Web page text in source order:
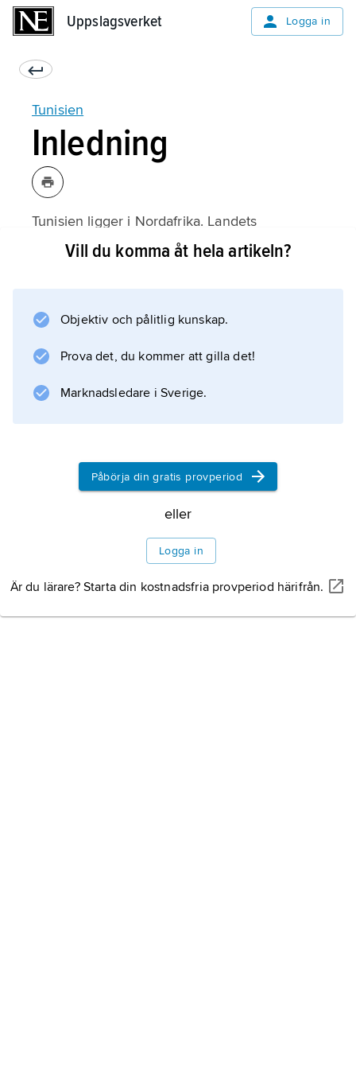
Uppslagsverket Logga in
Tunisien
Inledning
Tunisien ligger i Nordafrika. Landets
huvudstad heter
Information om artikeln
Vill du komma åt hela artikeln?
Objektiv och pålitlig kunskap.
Prova det, du kommer att gilla det!
Marknadsledare i Sverige.
Påbörja din gratis provperiod
eller
Logga in
Är du lärare? Starta din kostnadsfria provperiod härifrån.